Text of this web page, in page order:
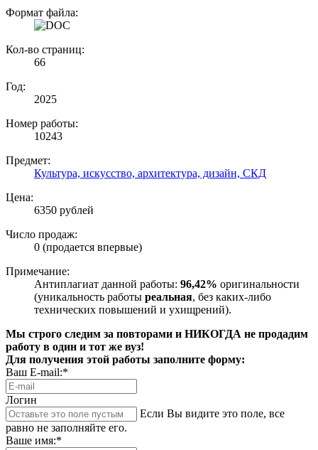
Формат файла:
Кол-во страниц:
66
Год:
2025
Номер работы:
10243
Предмет:
Культура, искусство, архитектура, дизайн, СКД
Цена:
6350 рублей
Число продаж:
0 (продается впервые)
Примечание:
Антиплагиат данной работы: 96,42% оригинальности
(уникальность работы реальная, без каких-либо
технических повышений и ухищрений).
Мы строго следим за повторами и НИКОГДА не продадим
работу в один и тот же вуз!
Для получения этой работы заполните форму:
Ваш E-mail:*
Логин
Если Вы видите это поле, все
равно не заполняйте его.
Ваше имя:*